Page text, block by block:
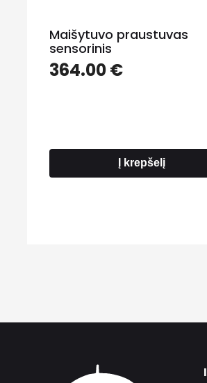
Maišytuvo praustuvas
sensorinis
364.00€
Į krepšelį